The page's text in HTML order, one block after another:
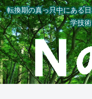
転換期の真っ只中にある
学技